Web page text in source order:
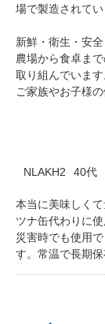
場で製造されてい
新鮮・衛生・安
農場から食卓ま
取り組んでいます
ご家族やお子様
NLAKH2 40代
本当に美味しく
ツナ缶代わりに使
災害時でも使用
す。常温で長期